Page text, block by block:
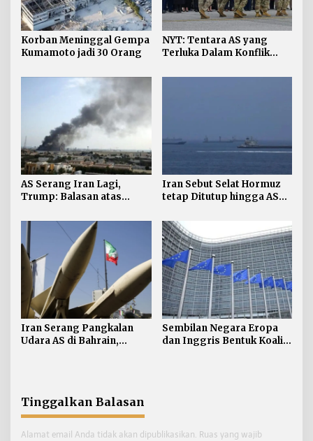
Korban Meninggal Gempa
Kumamoto jadi 30 Orang
NYT: Tentara AS yang
Terluka Dalam Konflik
AS Serang Iran Lagi,
Trump: Balasan atas
Iran Sebut Selat Hormuz
tetap Ditutup hingga AS
Iran Serang Pangkalan
Udara AS di Bahrain,
Sembilan Negara Eropa
dan Inggris Bentuk Koalisi
Tinggalkan Balasan
Alamat email Anda tidak akan dipublikasikan. Ruas yang wajib